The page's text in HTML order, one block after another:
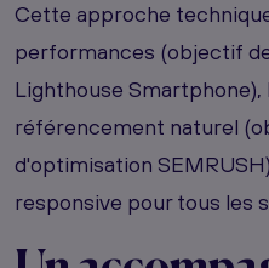
Cette approche
performances (objectif
Lighthouse
référencement naturel
d'optimisation
responsive pour tous les